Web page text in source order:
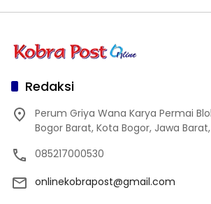
Redaksi
Perum Griya Wana Karya Permai
Bogor Barat, Kota Bogor, Jawa
085217000530
onlinekobrapost@gmail.com